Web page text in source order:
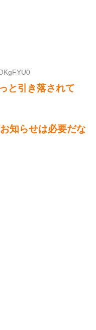
と引き落されて
知らせは必要だな